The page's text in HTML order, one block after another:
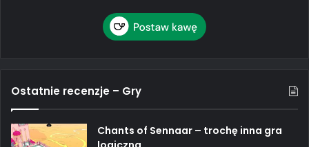
Ostatnie recenzje – Gry
Chants of Sennaar – trochę inna gra